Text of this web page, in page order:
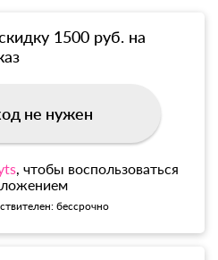
1500 руб. на
не нужен
, чтобы воспользоваться
бессрочно